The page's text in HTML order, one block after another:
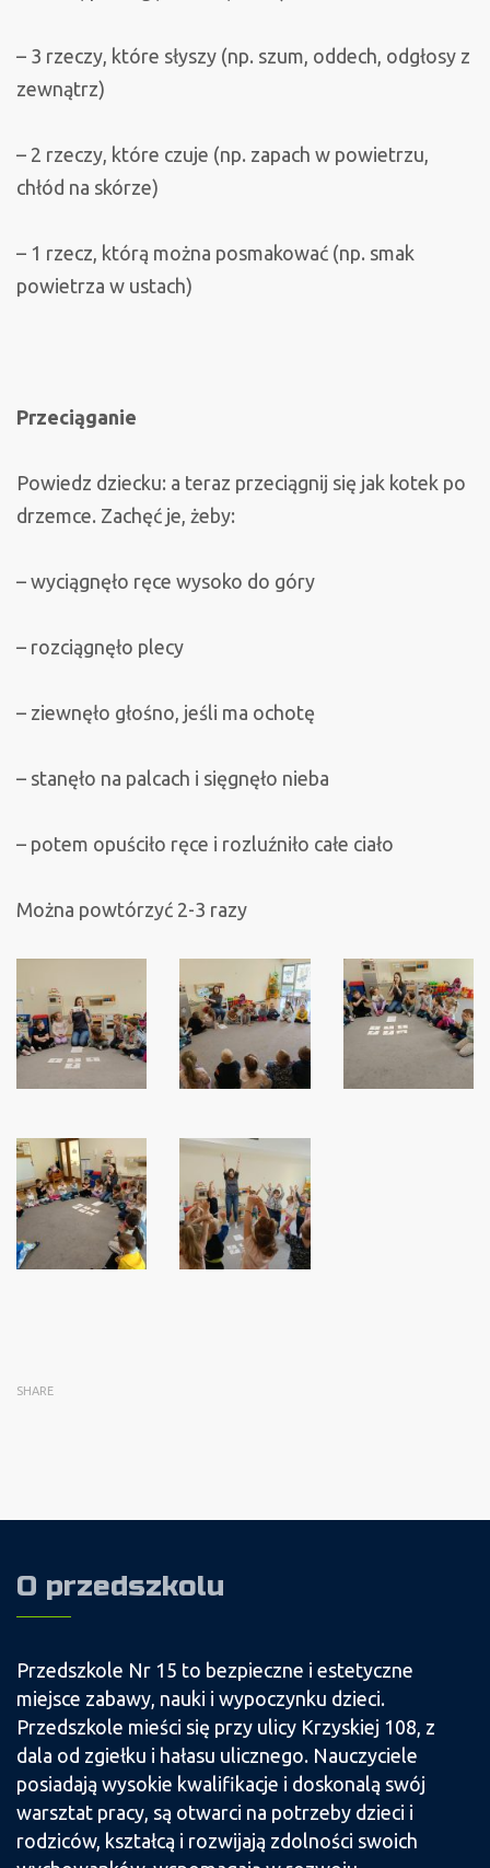
– 3 rzeczy, które słyszy (np. szum, oddech, odgłosy z
zewnątrz)
– 2 rzeczy, które czuje (np. zapach w powietrzu,
chłód na skórze)
– 1 rzecz, którą można posmakować (np. smak
powietrza w ustach)
Przeciąganie
Powiedz dziecku: a teraz przeciągnij się jak kotek po
drzemce. Zachęć je, żeby:
– wyciągnęło ręce wysoko do góry
– rozciągnęło plecy
– ziewnęło głośno, jeśli ma ochotę
– stanęło na palcach i sięgnęło nieba
– potem opuściło ręce i rozluźniło całe ciało
Można powtórzyć 2-3 razy
SHARE
O przedszkolu
Przedszkole Nr 15 to bezpieczne i estetyczne
miejsce zabawy, nauki i wypoczynku dzieci.
Przedszkole mieści się przy ulicy Krzyskiej 108, z
dala od zgiełku i hałasu ulicznego. Nauczyciele
posiadają wysokie kwalifikacje i doskonalą swój
warsztat pracy, są otwarci na potrzeby dzieci i
rodziców, kształcą i rozwijają zdolności swoich